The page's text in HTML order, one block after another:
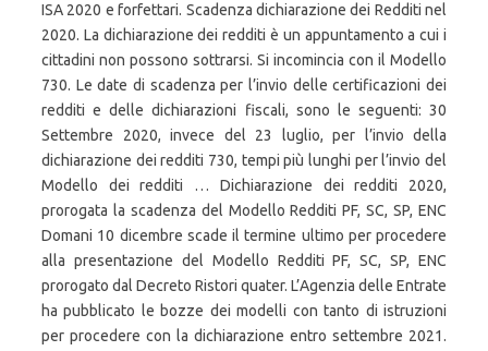
ISA 2020 e forfettari. Scadenza dichiarazione dei Redditi nel
2020. La dichiarazione dei redditi è un appuntamento a cui i
cittadini non possono sottrarsi. Si incomincia con il Modello
730. Le date di scadenza per l’invio delle certificazioni dei
redditi e delle dichiarazioni fiscali, sono le seguenti: 30
Settembre 2020, invece del 23 luglio, per l’invio della
dichiarazione dei redditi 730, tempi più lunghi per l’invio del
Modello dei redditi … Dichiarazione dei redditi 2020,
prorogata la scadenza del Modello Redditi PF, SC, SP, ENC
Domani 10 dicembre scade il termine ultimo per procedere
alla presentazione del Modello Redditi PF, SC, SP, ENC
prorogato dal Decreto Ristori quater. L’Agenzia delle Entrate
ha pubblicato le bozze dei modelli con tanto di istruzioni
per procedere con la dichiarazione entro settembre 2021.